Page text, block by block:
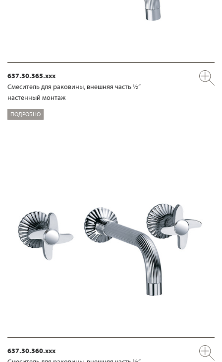
637.30.365.xxx
Смеситель для раковины, внешняя часть ½“
настенный монтаж
ПОДРОБНО
637.30.360.xxx